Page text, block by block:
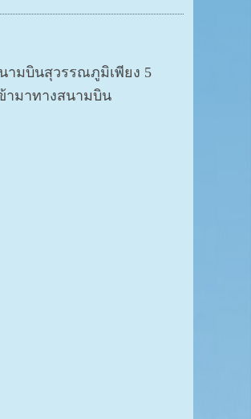
ามบินสุวรรณภูมิเพียง 5
ามาทางสนามบิน